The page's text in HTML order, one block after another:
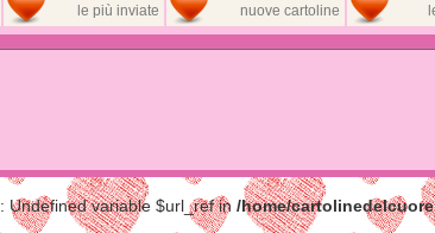
le più inviate nuove cartoline
: Undefined variable $url_ref in /home/